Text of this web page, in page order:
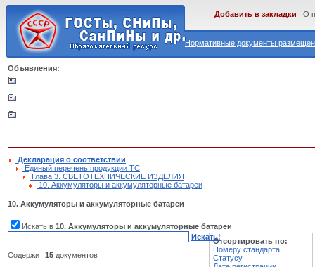
Нормативные документы
Добавить в закладки О
Объявления:
Декларация о соответствии
Единый перечень продукции ТС
Глава 3. СВЕТОТЕХНИЧЕСКИЕ ИЗДЕЛИЯ
10. Аккумуляторы и аккумуляторные батареи
10. Аккумуляторы и аккумуляторные батареи
Искать в 10. Аккумуляторы и аккумуляторные батареи
Искать!
Содержит 15 документов
Отсортировать по:
Номеру стандарта
Статусу